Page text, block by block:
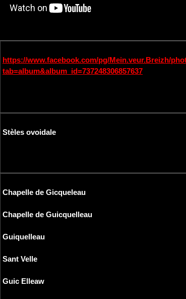
https://www.facebook.com/pg/Mein.veur.Breizh/
tab=album&album_id=737248306857637
Stèles ovoidale
Chapelle de Gicqueleau
Chapelle de Guicquelleau
Guiquelleau
Sant Velle
Guic Elleaw